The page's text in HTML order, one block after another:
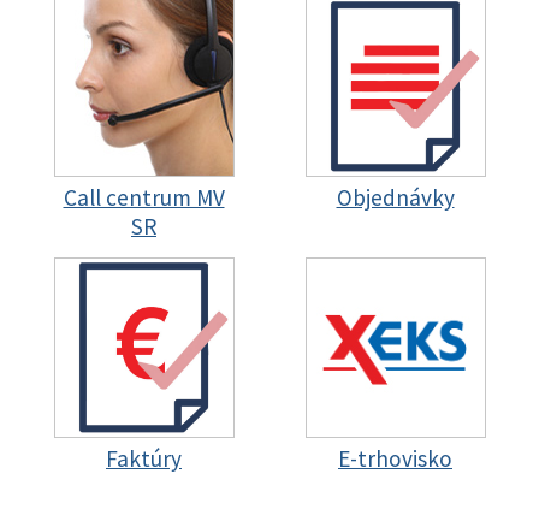
Call centrum MV
SR
Objednávky
Faktúry E-trhovisko